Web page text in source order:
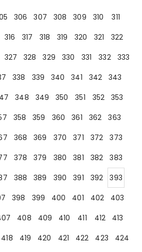
306 307 308 309 310
311
316 317 318 319 320 321
322
327 328 329 330 331 332
333
338 339 340 341 342
343
348 349 350 351 352
353
358 359 360 361 362
363
368 369 370 371 372
373
378 379 380 381 382
383
388 389 390 391 392
393
398 399 400 401 402
403
408 409 410 411 412
413
418 419 420 421 422 423
424